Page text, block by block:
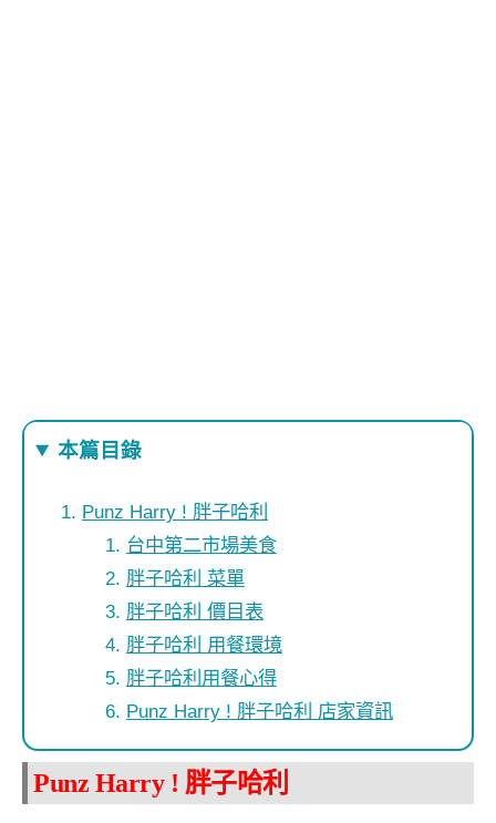
本篇目錄
Punz Harry ! 胖子哈利
台中第二市場美食
胖子哈利 菜單
胖子哈利 價目表
胖子哈利 用餐環境
胖子哈利用餐心得
Punz Harry ! 胖子哈利 店家資訊
Punz Harry ! 胖子哈利